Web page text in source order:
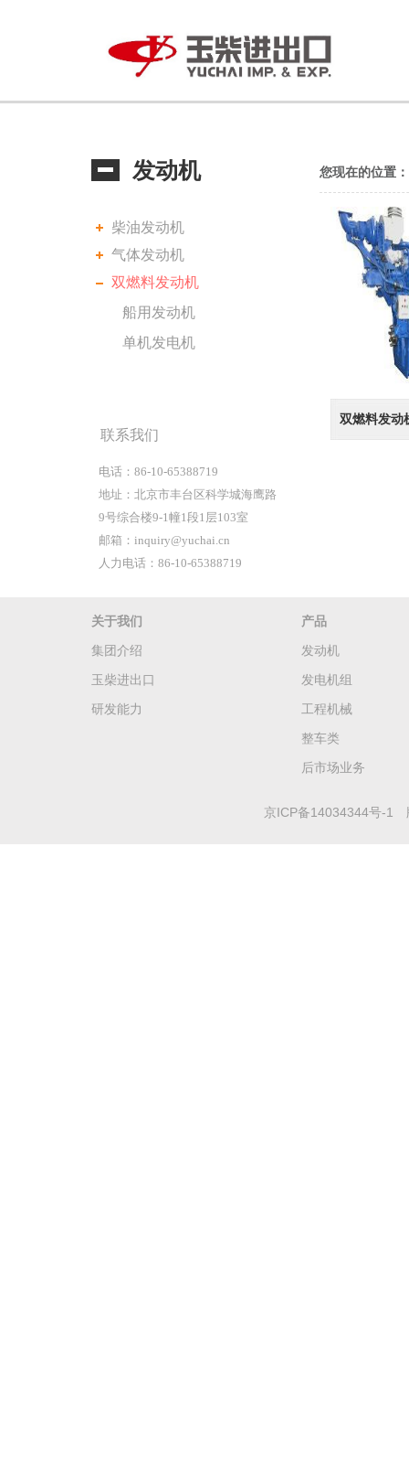
发动机
柴油发动机
气体发动机
双燃料发动机
船用发动机
单机发电机
联系我们
电话：86-10-65388719
地址：北京市丰台区科学城海鹰路
9号综合楼9-1幢1段1层103室
邮箱：inquiry@yuchai.cn
人力电话：86-10-65388719
您现在的位置
双燃料发动
关于我们
集团介绍
玉柴进出口
研发能力
产品
发动机
发电机组
工程机械
整车类
后市场业务
京ICP备14034344号-1